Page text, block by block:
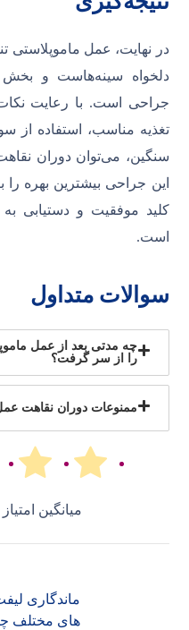
در نهایت، عمل ماموپلاستی
دلخواه سینه‌هاست و بخش
جراحی است. با رعایت
تغذیه مناسب، استفاده از
سنگین، می‌توان دوران
این جراحی بیشترین بهره
کلید موفقیت و دستیابی
است.
سوالات متداول
چه مدتی بعد از عمل
را از سر گرفت؟
ممنوعات دوران نقاهت
میانگین امتیاز
ماندگاری
های مختلف